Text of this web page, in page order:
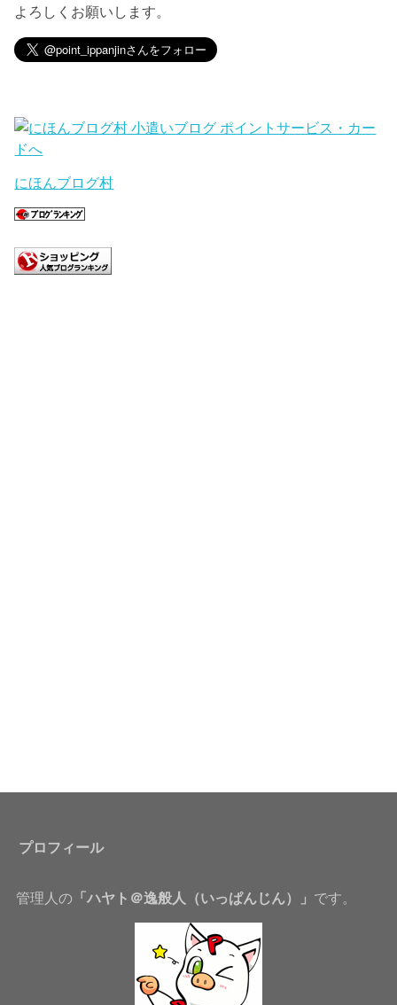
よろしくお願いします。
にほんブログ村
プロフィール
管理人の「ハヤト＠逸般人（いっぱんじん）」 です。